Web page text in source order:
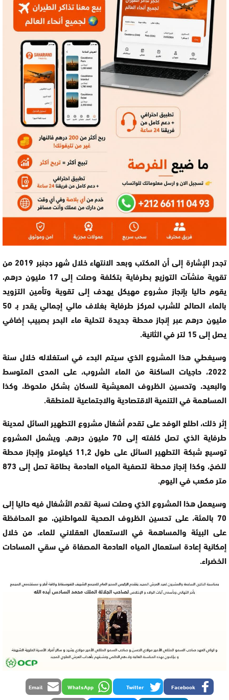
تجدر الإشارة إلى أن المكتب وبعد الانتهاء خلال شهر دجنبر 2019 من
تقوية منشآت التوزيع بطرفاية بتكلفة وصلت إلى 17 مليون درهم،
يقوم حاليا بإنجاز مشروع مهيكل يهدف إلى تقوية وتأمين التزويد
بالماء الصالح للشرب لمركز طرفاية بغلاف مالي إجمالي يقدر بـ 50
مليون درهم عبر إنجاز محطة جديدة لتحلية ماء البحر بصبيب إضافي
يصل إلى 15 لتر في الثانية.
وسيغطي هذا المشروع الذي سيتم البدء في استغلاله خلال سنة
2022، حاجيات الساكنة من الماء الشروب، على المدى المتوسط
والبعيد، وتحسين الظروف المعيشية للسكان بشكل ملحوظ، وكذا
المساهمة في التنمية الاقتصادية والاجتماعية للمنطقة.
إثر ذلك، اطلع الوفد على تقدم أشغال مشروع التطهير السائل لمدينة
طرفاية الذي تصل كلفته إلى 70 مليون درهم. ويشمل المشروع
توسيع شبكة التطهير السائل على طول 11,2 كيلومتر وإنجاز محطة
للضخ، وكذا إنجاز محطة لتصفية المياه العادمة بطاقة تصل إلى 873
متر مكعب في اليوم.
وسيعمل هذا المشروع الذي وصلت نسبة تقدم الأشغال فيه حاليا إلى
70 بالمئة، على تحسين الظروف الصحية للمواطنين، مع المحافظة
على البيئة والمساهمة في الاستعمال العقلاني للماء، من خلال
إمكانية إعادة استعمال المياه العادمة المصفاة في سقي المساحات
الخضراء.
Facebook
Twitter
WhatsApp
Email